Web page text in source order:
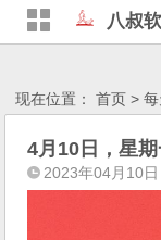
八叔
现在位置：首页 >
4月10日，星
2023年04月10日